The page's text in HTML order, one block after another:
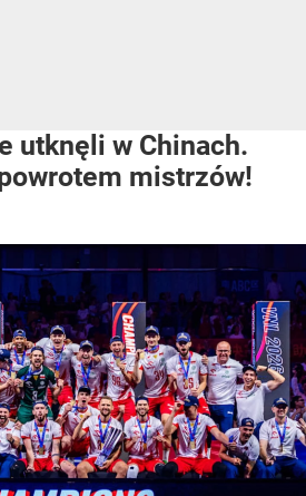
utknęli w Chinach.
mistrzów!